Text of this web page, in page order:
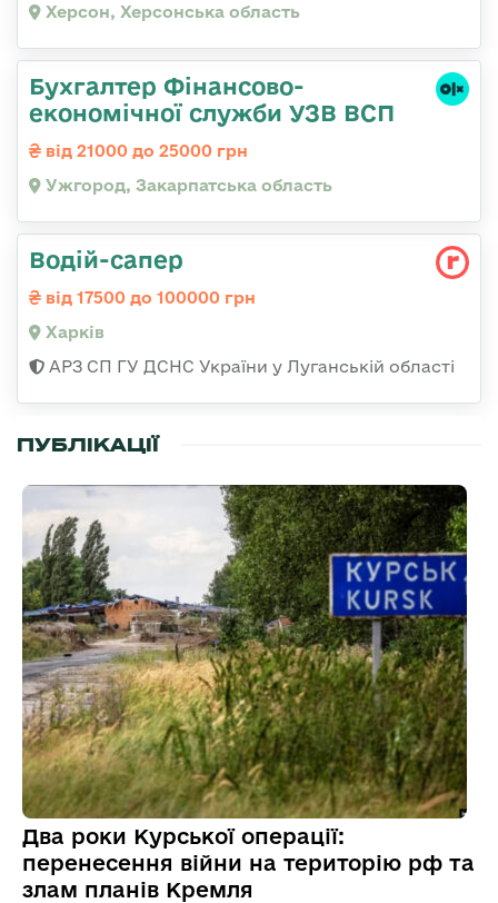
Херсон, Херсонська область
Бухгалтер Фінансово-
економічної служби УЗВ ВСП
від 21000 до 25000 грн
Ужгород, Закарпатська область
Водій-сапер
від 17500 до 100000 грн
Харків
АРЗ СП ГУ ДСНС України у Луганській області
ПУБЛІКАЦІЇ
Два роки Курської операції:
перенесення війни на територію рф та
злам планів Кремля